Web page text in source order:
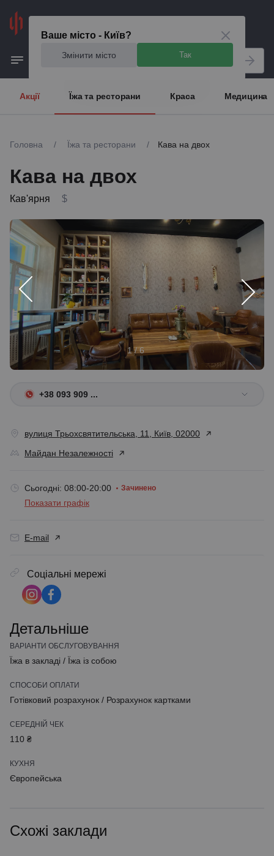
Ваше місто - Київ?
Змінити місто Так
Акції Їжа та ресторани Краса Медицина
Головна / Їжа та ресторани / Кава на двох
Кава на двох
Кав'ярня $
1 / 6
+38 093 909 ...
вулиця Трьохсвятительська, 11, Київ, 02000
Майдан Незалежності
Сьогодні: 08:00-20:00 Зачинено
Показати графік
E-mail
Соціальні мережі
Детальніше
ВАРІАНТИ ОБСЛУГОВУВАННЯ
Їжа в закладі / Їжа із собою
СПОСОБИ ОПЛАТИ
Готівковий розрахунок / Розрахунок картками
СЕРЕДНІЙ ЧЕК
110 ₴
КУХНЯ
Європейська
Схожі заклади